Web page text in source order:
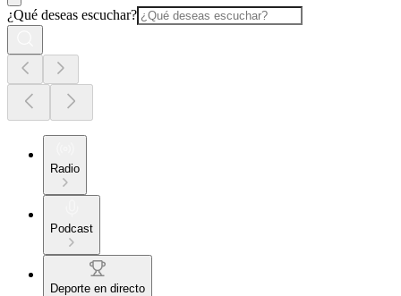
¿Qué deseas escuchar?
Radio
Podcast
Deporte en directo